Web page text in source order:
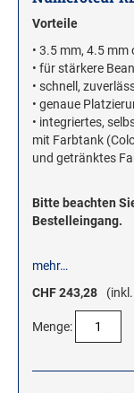
TRODAT VINTAGE
MOTIVSTEMPEL
Weihnachtsstempel
Emoticons
Geburt Motivstempel
Hero Arts Holz-
Hochzeit
LL-Set Motivstempel
Mini Motivstempel
Penny Black
Vorteile
• 3.5 mm, 4.5
• für stärkere
• schnell,
• genaue
• integriertes,
mit Farbtank
und getränktes
Bitte beachten
Bestelleingang.
mehr…
CHF 243,28
Menge: